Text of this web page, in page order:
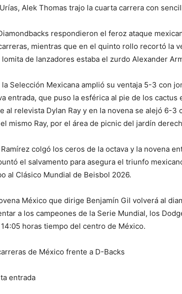
Alek Thomas trajo la cuarta carrera con
respondieron el feroz ataque
mientras que en el quinto rollo recortó la
lomita de lanzadores estaba el zurdo Alexander
la Selección Mexicana amplió su ventaja 5-3 con
entrada, que puso la esférica al pie de los
al relevista Dylan Ray y en la novena se alejó 6-3
mismo Ray, por el área de picnic del jardín
Ramírez colgó los ceros de la octava y la novena
el salvamento para asegura el triunfo
al Clásico Mundial de Beisbol 2026.
México que dirige Benjamín Gil volverá al
a los campeones de la Serie Mundial, los
14:05 horas tiempo del centro de México.
de México frente a D-Backs
entrada